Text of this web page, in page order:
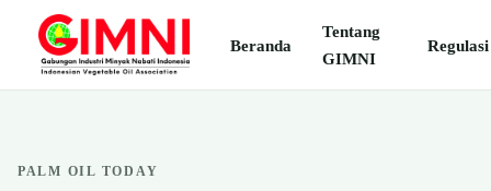
Beranda
Tentang
GIMNI
Regulasi
PALM OIL TODAY